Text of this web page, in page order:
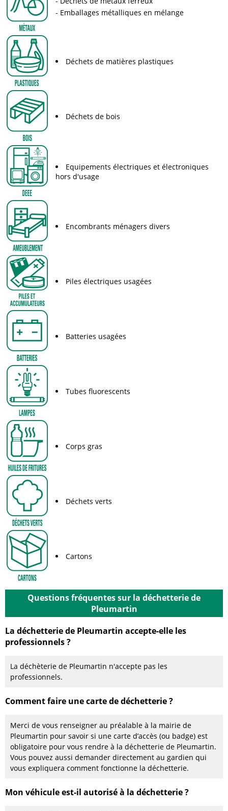
Emballages métalliques en mélange
Déchets de matières plastiques
Déchets de bois
Equipements électriques et électroniques
hors d'usage
Encombrants ménagers divers
Piles électriques usagées
Batteries usagées
Tubes fluorescents
Corps gras
Déchets verts
Cartons
Questions fréquentes sur la déchetterie de
Pleumartin
La déchetterie de Pleumartin accepte-elle les
professionnels ?
La déchèterie de Pleumartin n'accepte pas les
professionnels.
Comment faire une carte de déchetterie ?
Merci de vous renseigner au préalable à la mairie de
Pleumartin pour savoir si une carte d’accès (ou badge) est
obligatoire pour vous rendre à la déchetterie de Pleumartin.
Vous pouvez aussi demander directement au gardien qui
vous expliquera comment fonctionne la déchetterie.
Mon véhicule est-il autorisé à la déchetterie ?